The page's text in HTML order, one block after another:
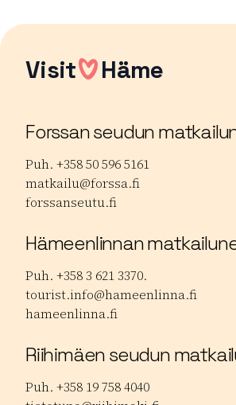
Visit Häme
Forssan seudun
Puh. +358 50 596 5161
matkailu@forssa.fi
forssanseutu.fi
Hämeenlinnan
Puh. +358 3 621 3370.
tourist.info@hameenlinna.fi
hameenlinna.fi
Riihimäen seudun
Puh. +358 19 758 4040